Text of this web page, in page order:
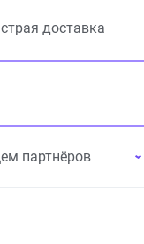
доставка
партнёров